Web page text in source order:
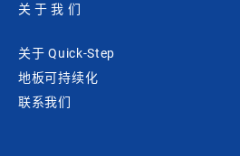
关于我们
关于 Quick-Step
地板可持续化
联系我们